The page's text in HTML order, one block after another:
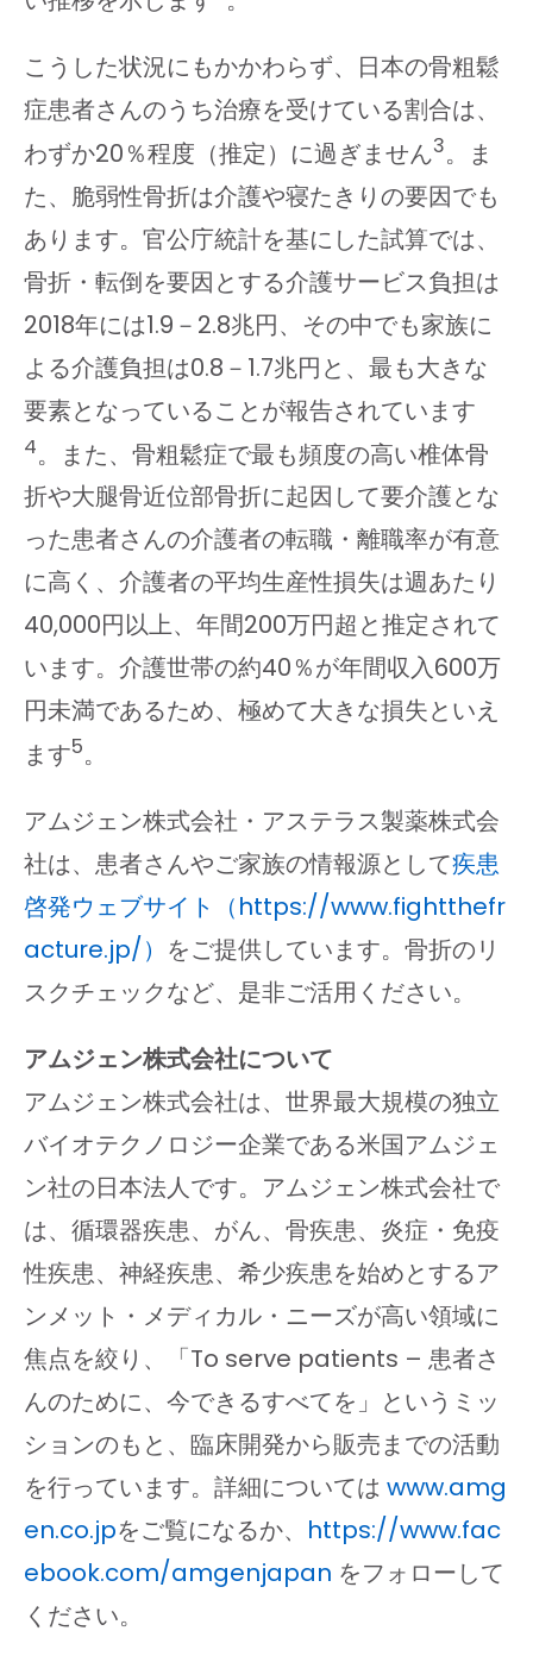
こうした状況にもかかわらず、日本の骨粗鬆
症患者さんのうち治療を受けている割合は、
わずか20％程度（推定）に過ぎません3。ま
た、脆弱性骨折は介護や寝たきりの要因でも
あります。官公庁統計を基にした試算では、
骨折・転倒を要因とする介護サービス負担は
2018年には1.9－2.8兆円、その中でも家族に
よる介護負担は0.8－1.7兆円と、最も大きな
要素となっていることが報告されています
4。また、骨粗鬆症で最も頻度の高い椎体骨
折や大腿骨近位部骨折に起因して要介護とな
った患者さんの介護者の転職・離職率が有意
に高く、介護者の平均生産性損失は週あたり
40,000円以上、年間200万円超と推定されて
います。介護世帯の約40％が年間収入600万
円未満であるため、極めて大きな損失といえ
ます5。
アムジェン株式会社・アステラス製薬株式会
社は、患者さんやご家族の情報源として疾患
啓発ウェブサイト（https://www.fightthefr
acture.jp/） をご提供しています。骨折のリ
スクチェックなど、是非ご活用ください。
アムジェン株式会社について
アムジェン株式会社は、世界最大規模の独立
バイオテクノロジー企業である米国アムジェ
ン社の日本法人です。アムジェン株式会社で
は、循環器疾患、がん、骨疾患、炎症・免疫
性疾患、神経疾患、希少疾患を始めとするア
ンメット・メディカル・ニーズが高い領域に
焦点を絞り、「To serve patients – 患者さ
んのために、今できるすべてを」というミッ
ションのもと、臨床開発から販売までの活動
を行っています。詳細については www.amg
en.co.jpをご覧になるか、 https://www.fac
ebook.com/amgenjapan をフォローして
ください。